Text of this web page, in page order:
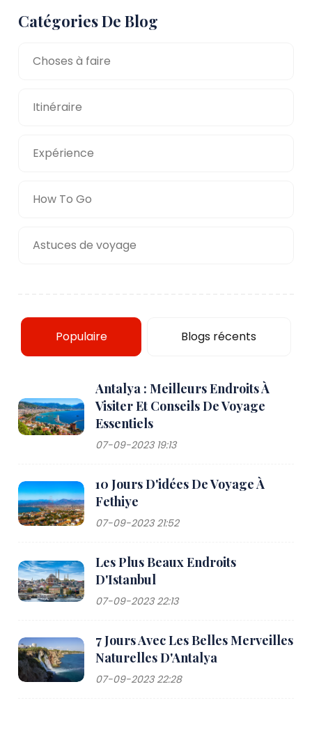
Catégories De Blog
Choses à faire
Itinéraire
Expérience
How To Go
Astuces de voyage
Populaire Blogs récents
Antalya : Meilleurs Endroits À
Visiter Et Conseils De Voyage
Essentiels
07-09-2023 19:13
10 Jours D'idées De Voyage À
Fethiye
07-09-2023 21:52
Les Plus Beaux Endroits
D'Istanbul
07-09-2023 22:13
7 Jours Avec Les Belles Merveilles
Naturelles D'Antalya
07-09-2023 22:28